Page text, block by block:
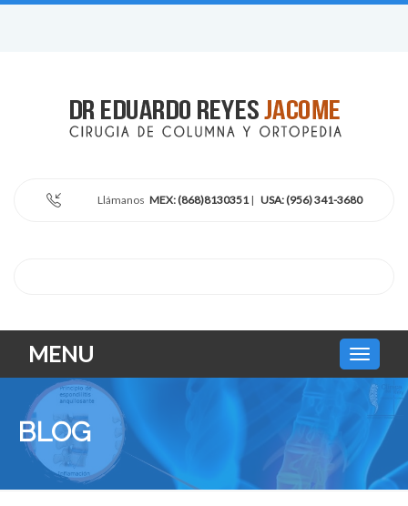
Llámanos MEX: (868)8130351| USA: (956) 341-3680
MENU
BLOG